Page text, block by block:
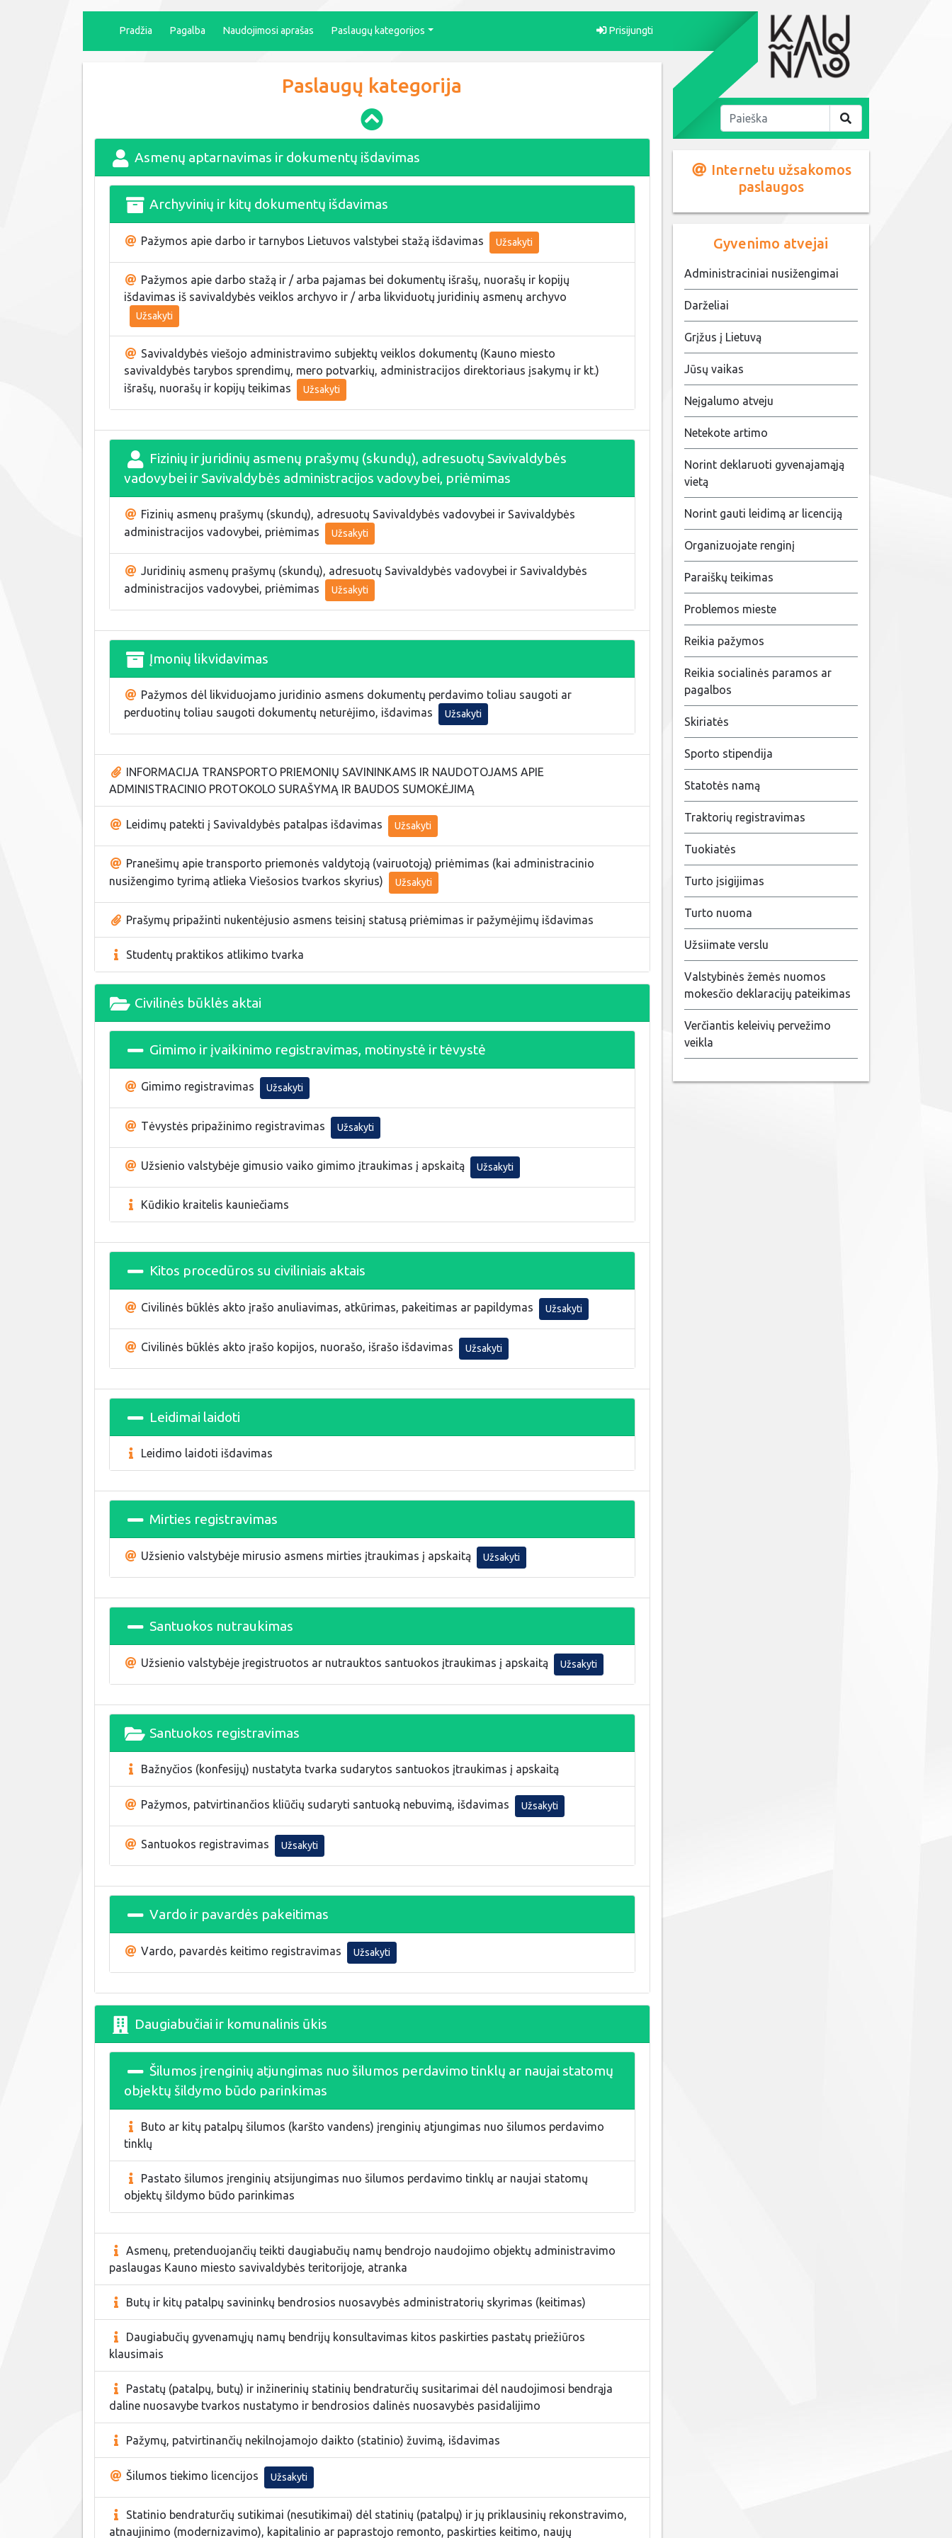
Pradžia Pagalba Naudojimosi aprašas Paslaugų kategorijos Prisijungti
Paslaugų kategorija
Asmenų aptarnavimas ir dokumentų išdavimas
Archyvinių ir kitų dokumentų išdavimas
Pažymos apie darbo ir tarnybos Lietuvos valstybei stažą išdavimas Užsakyti
Pažymos apie darbo stažą ir / arba pajamas bei dokumentų išrašų, nuorašų ir kopijų
išdavimas iš savivaldybės veiklos archyvo ir / arba likviduotų juridinių asmenų archyvo
Užsakyti
Savivaldybės viešojo administravimo subjektų veiklos dokumentų (Kauno miesto
savivaldybės tarybos sprendimų, mero potvarkių, administracijos direktoriaus įsakymų ir kt.)
išrašų, nuorašų ir kopijų teikimas
Užsakyti
Fizinių ir juridinių asmenų prašymų (skundų), adresuotų Savivaldybės
vadovybei ir Savivaldybės administracijos vadovybei, priėmimas
Fizinių asmenų prašymų (skundų), adresuotų Savivaldybės vadovybei ir Savivaldybės
administracijos vadovybei, priėmimas
Užsakyti
Juridinių asmenų prašymų (skundų), adresuotų Savivaldybės vadovybei ir Savivaldybės
administracijos vadovybei, priėmimas
Užsakyti
Įmonių likvidavimas
Pažymos dėl likviduojamo juridinio asmens dokumentų perdavimo toliau saugoti ar
perduotinų toliau saugoti dokumentų neturėjimo, išdavimas
Užsakyti
INFORMACIJA TRANSPORTO PRIEMONIŲ SAVININKAMS IR NAUDOTOJAMS APIE
ADMINISTRACINIO PROTOKOLO SURAŠYMĄ IR BAUDOS SUMOKĖJIMĄ
Leidimų patekti į Savivaldybės patalpas išdavimas Užsakyti
Pranešimų apie transporto priemonės valdytoją (vairuotoją) priėmimas (kai administracinio
nusižengimo tyrimą atlieka Viešosios tvarkos skyrius)
Užsakyti
Prašymų pripažinti nukentėjusio asmens teisinį statusą priėmimas ir pažymėjimų išdavimas
Studentų praktikos atlikimo tvarka
Civilinės būklės aktai
Gimimo ir įvaikinimo registravimas, motinystė ir tėvystė
Gimimo registravimas Užsakyti
Tėvystės pripažinimo registravimas Užsakyti
Užsienio valstybėje gimusio vaiko gimimo įtraukimas į apskaitą Užsakyti
Kūdikio kraitelis kauniečiams
Kitos procedūros su civiliniais aktais
Civilinės būklės akto įrašo anuliavimas, atkūrimas, pakeitimas ar papildymas Užsakyti
Civilinės būklės akto įrašo kopijos, nuorašo, išrašo išdavimas Užsakyti
Leidimai laidoti
Leidimo laidoti išdavimas
Mirties registravimas
Užsienio valstybėje mirusio asmens mirties įtraukimas į apskaitą Užsakyti
Santuokos nutraukimas
Užsienio valstybėje įregistruotos ar nutrauktos santuokos įtraukimas į apskaitą Užsakyti
Santuokos registravimas
Bažnyčios (konfesijų) nustatyta tvarka sudarytos santuokos įtraukimas į apskaitą
Pažymos, patvirtinančios kliūčių sudaryti santuoką nebuvimą, išdavimas Užsakyti
Santuokos registravimas Užsakyti
Vardo ir pavardės pakeitimas
Vardo, pavardės keitimo registravimas Užsakyti
Daugiabučiai ir komunalinis ūkis
Šilumos įrenginių atjungimas nuo šilumos perdavimo tinklų ar naujai statomų
objektų šildymo būdo parinkimas
Buto ar kitų patalpų šilumos (karšto vandens) įrenginių atjungimas nuo šilumos perdavimo
tinklų
Pastato šilumos įrenginių atsijungimas nuo šilumos perdavimo tinklų ar naujai statomų
objektų šildymo būdo parinkimas
Asmenų, pretenduojančių teikti daugiabučių namų bendrojo naudojimo objektų administravimo
paslaugas Kauno miesto savivaldybės teritorijoje, atranka
Butų ir kitų patalpų savininkų bendrosios nuosavybės administratorių skyrimas (keitimas)
Daugiabučių gyvenamųjų namų bendrijų konsultavimas kitos paskirties pastatų priežiūros
klausimais
Pastatų (patalpų, butų) ir inžinerinių statinių bendraturčių susitarimai dėl naudojimosi bendrąja
daline nuosavybe tvarkos nustatymo ir bendrosios dalinės nuosavybės pasidalijimo
Pažymų, patvirtinančių nekilnojamojo daikto (statinio) žuvimą, išdavimas
Šilumos tiekimo licencijos Užsakyti
Statinio bendraturčių sutikimai (nesutikimai) dėl statinių (patalpų) ir jų priklausinių rekonstravimo,
atnaujinimo (modernizavimo), kapitalinio ar paprastojo remonto, paskirties keitimo, naujų
Internetu užsakomos
paslaugos
Gyvenimo atvejai
Administraciniai nusižengimai
Darželiai
Grįžus į Lietuvą
Jūsų vaikas
Neįgalumo atveju
Netekote artimo
Norint deklaruoti gyvenajamąją
vietą
Norint gauti leidimą ar licenciją
Organizuojate renginį
Paraiškų teikimas
Problemos mieste
Reikia pažymos
Reikia socialinės paramos ar
pagalbos
Skiriatės
Sporto stipendija
Statotės namą
Traktorių registravimas
Tuokiatės
Turto įsigijimas
Turto nuoma
Užsiimate verslu
Valstybinės žemės nuomos
mokesčio deklaracijų pateikimas
Verčiantis keleivių pervežimo
veikla